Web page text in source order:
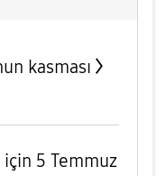
kasması
için 5 Temmuz